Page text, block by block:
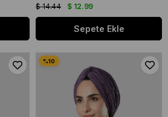
$ 12.99
$ 14.44
Sepete Ekle